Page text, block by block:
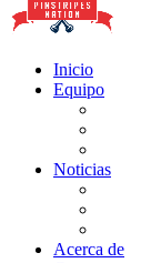
Inicio
Equipo
Noticias
Acerca de